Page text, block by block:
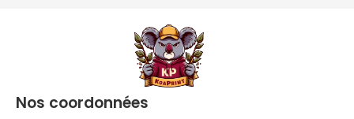
Nos coordonnées